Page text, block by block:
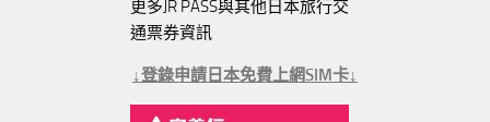
更多JR PASS與其他日本旅行交
通票券資訊
↓登錄申請日本免費上網SIM卡↓